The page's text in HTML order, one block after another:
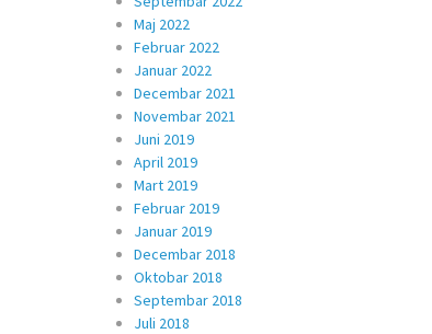
Maj 2022
Februar 2022
Januar 2022
Decembar 2021
Novembar 2021
Juni 2019
April 2019
Mart 2019
Februar 2019
Januar 2019
Decembar 2018
Oktobar 2018
Septembar 2018
Juli 2018